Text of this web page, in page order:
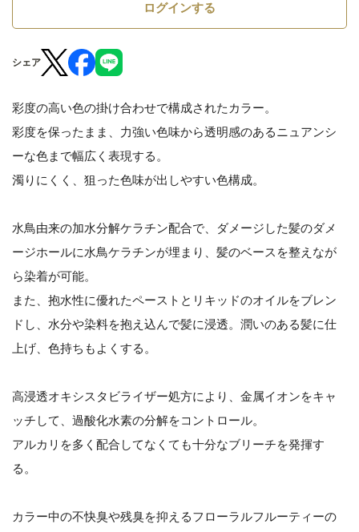
ログインする
シェア
彩度の高い色の掛け合わせで構成されたカラー。
彩度を保ったまま、力強い色味から透明感のあるニュアンシ
ーな色まで幅広く表現する。
濁りにくく、狙った色味が出しやすい色構成。
水鳥由来の加水分解ケラチン配合で、ダメージした髪のダメ
ージホールに水鳥ケラチンが埋まり、髪のベースを整えなが
ら染着が可能。
また、抱水性に優れたペーストとリキッドのオイルをブレン
ドし、水分や染料を抱え込んで髪に浸透。潤いのある髪に仕
上げ、色持ちもよくする。
高浸透オキシスタビライザー処方により、金属イオンをキャ
ッチして、過酸化水素の分解をコントロール。
アルカリを多く配合してなくても十分なブリーチを発揮す
る。
カラー中の不快臭や残臭を抑えるフローラルフルーティーの